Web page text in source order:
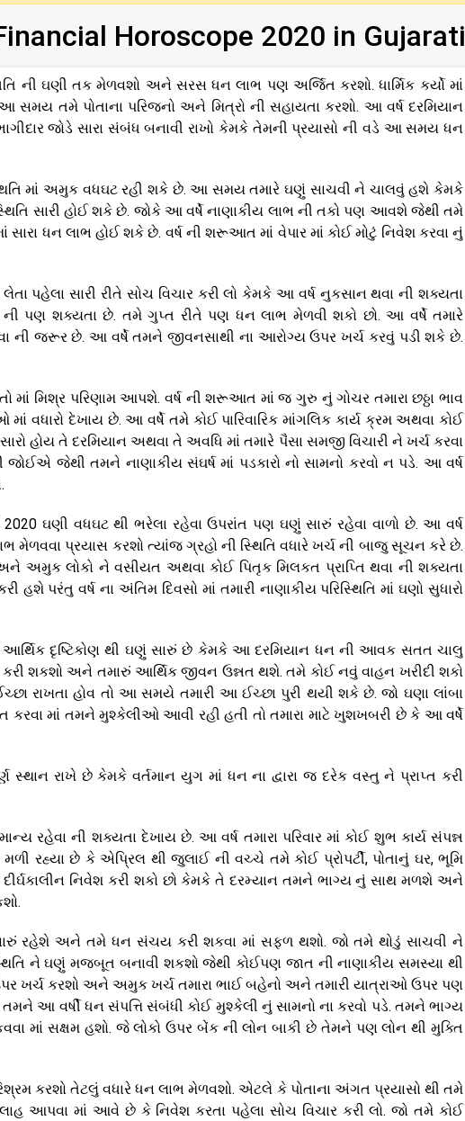
Horoscope 2020 in Gujarati
ની ઘણી તક મેળવશો અને સરસ ધન લાભ પણ અર્જિત કરશો. ધાર્મિક કર્યો માં
આ સમય તમે પોતાના પરિજનો અને મિત્રો ની સહાયતા કરશો. આ વર્ષ દરમિયાન
જોડે સારા સંબંધ બનાવી રાખો કેમકે તેમની પ્રયાસો ની વડે આ સમય ધન
માં અમુક વધઘટ રહી શકે છે. આ સમય તમારે ઘણું સાચવી ને ચાલવું હશે કેમકે
સારી હોઈ શકે છે. જોકે આ વર્ષે નાણાકીય લાભ ની તકો પણ આવશે જેથી તમે
ધન લાભ હોઈ શકે છે. વર્ષ ની શરૂઆત માં વેપાર માં કોઈ મોટું નિવેશ કરવા નું
પહેલા સારી રીતે સોચ વિચાર કરી લો કેમકે આ વર્ષ નુકસાન થવા ની શક્યતા
પણ શક્યતા છે. તમે ગુપ્ત રીતે પણ ધન લાભ મેળવી શકો છો. આ વર્ષે તમારે
ની જરૂર છે. આ વર્ષે તમને જીવનસાથી ના આરોગ્ય ઉપર ખર્ચ કરવું પડી શકે છે.
માં મિશ્ર પરિણામ આપશે. વર્ષ ની શરૂઆત માં જ ગુરુ નું ગોચર તમારા છઠ્ઠા ભાવ
વધારો દેખાય છે. આ વર્ષે તમે કોઈ પારિવારિક માંગલિક કાર્ય ક્રમ અથવા કોઈ
હોય તે દરમિયાન અથવા તે અવધિ માં તમારે પૈસા સમજી વિચારી ને ખર્ચ કરવા
જેથી તમને નાણાકીય સંઘર્ષ માં પડકારો નો સામનો કરવો ન પડે. આ વર્ષ
2020 ઘણી વધઘટ થી ભરેલા રહેવા ઉપરાંત પણ ઘણું સારું રહેવા વાળો છે. આ વર્ષ
મેળવવા પ્રયાસ કરશો ત્યાંજ ગ્રહો ની સ્થિતિ વધારે ખર્ચ ની બાજુ સૂચન કરે છે.
અમુક લોકો ને વસીયત અથવા કોઈ પિતૃક મિલકત પ્રાપ્તિ થવા ની શક્યતા
પરંતુ વર્ષ ના અંતિમ દિવસો માં તમારી નાણાકીય પરિસ્થિતિ માં ઘણો સુધારો
આર્થિક દૃષ્ટિકોણ થી ઘણું સારું છે કેમકે આ દરમિયાન ધન ની આવક સતત ચાલુ
શકશો અને તમારું આર્થિક જીવન ઉન્નત થશે. તમે કોઈ નવું વાહન ખરીદી શકો
રાખતા હોવ તો આ સમયે તમારી આ ઈચ્છા પુરી થયી શકે છે. જો ઘણા લાંબા
માં તમને મુશ્કેલીઓ આવી રહી હતી તો તમારા માટે ખુશખબરી છે કે આ વર્ષે
સ્થાન રાખે છે કેમકે વર્તમાન યુગ માં ધન ના દ્વારા જ દરેક વસ્તુ ને પ્રાપ્ત કરી
રહેવા ની શક્યતા દેખાય છે. આ વર્ષ તમારા પરિવાર માં કોઈ શુભ કાર્ય સંપન્ન
રહ્યા છે કે એપ્રિલ થી જુલાઈ ની વચ્ચે તમે કોઈ પ્રોપર્ટી, પોતાનું ઘર, ભૂમિ
દીર્ઘકાલીન નિવેશ કરી શકો છો કેમકે તે દરમ્યાન તમને ભાગ્ય નું સાથ મળશે અને
રહેશે અને તમે ધન સંચય કરી શકવા માં સફળ થશો. જો તમે થોડું સાચવી ને
ને ઘણું મજબૂત બનાવી શકશો જેથી કોઈપણ જાત ની નાણાકીય સમસ્યા થી
ખર્ચ કરશો અને અમુક ખર્ચ તમારા ભાઈ બહેનો અને તમારી યાત્રાઓ ઉપર પણ
આ વર્ષી ધન સંપત્તિ સંબંધી કોઈ મુશ્કેલી નું સામનો ના કરવો પડે. તમને ભાગ્ય
માં સક્ષમ હશો. જે લોકો ઉપર બેંક ની લોન બાકી છે તેમને પણ લોન થી મુક્તિ
કરશો તેટલું વધારે ધન લાભ મેળવશો. એટલે કે પોતાના અંગત પ્રયાસો થી તમે
આપવા માં આવે છે કે નિવેશ કરતા પહેલા સોચ વિચાર કરી લો. જો તમે કોઈ